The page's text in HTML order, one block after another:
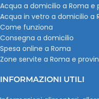
Acqua a domicilio a Roma e
Acqua in vetro a domicilio a
Come funziona
Consegna a domicilio
Spesa online a Roma
Zone servite a Roma e
INFORMAZIONI UTILI